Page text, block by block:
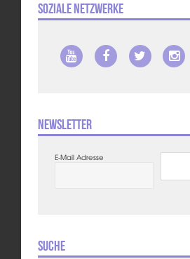
Soziale Netzwerke
Newsletter
E-Mail Adresse
Suche